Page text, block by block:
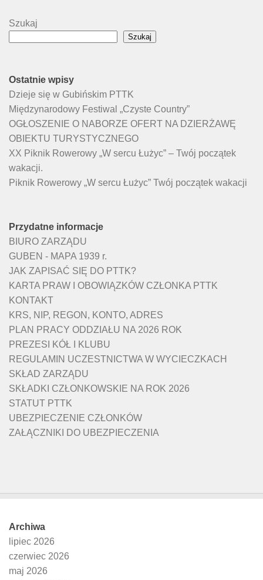
Szukaj
Szukaj
Ostatnie wpisy
Dzieje się w Gubińskim PTTK
Międzynarodowy Festiwal „Czyste Country”
OGŁOSZENIE O NABORZE OFERT NA DZIERŻAWĘ
OBIEKTU TURYSTYCZNEGO
XX Piknik Rowerowy „W sercu Łużyc” – Twój początek
wakacji.
Piknik Rowerowy „W sercu Łużyc” Twój początek wakacji
Przydatne informacje
BIURO ZARZĄDU
GUBEN - MAPA 1939 r.
JAK ZAPISAĆ SIĘ DO PTTK?
KARTA PRAW I OBOWIĄZKÓW CZŁONKA PTTK
KONTAKT
KRS, NIP, REGON, KONTO, ADRES
PLAN PRACY ODDZIAŁU NA 2026 ROK
PREZESI KÓŁ I KLUBU
REGULAMIN UCZESTNICTWA W WYCIECZKACH
SKŁAD ZARZĄDU
SKŁADKI CZŁONKOWSKIE NA ROK 2026
STATUT PTTK
UBEZPIECZENIE CZŁONKÓW
ZAŁĄCZNIKI DO UBEZPIECZENIA
Archiwa
lipiec 2026
czerwiec 2026
maj 2026